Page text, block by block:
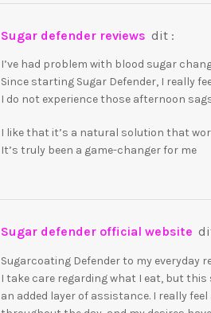
sugar defender reviews dit :
I’ve had problem with blood sugar
Since starting Sugar Defender, I really
I do not experience those afternoon
I like that it’s a natural solution that
It’s truly been a game-changer for me
sugar defender official website
Sugarcoating Defender to my everyday
I take care regarding what I eat, but
an added layer of assistance. I really